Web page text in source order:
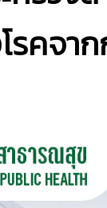
คจา